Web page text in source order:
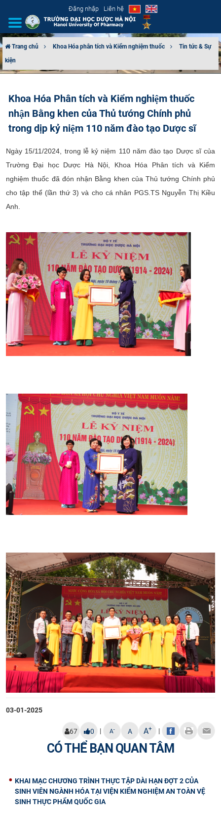
Đăng nhập Liên hệ
GIỚI THIỆU
TUYỂN SINH
ĐẢM BẢO CHẤT LƯỢNG
KHOA HỌC CÔNG NGHỆ
HTQT
CỰU NGƯỜI HỌC
Trang chủ Khoa Hóa phân tích và Kiểm nghiệm thuốc
Tin tức & Sự
kiện
Khoa Hóa Phân tích và Kiểm nghiệm thuốc
nhận Bằng khen của Thủ tướng Chính phủ
trong dịp kỷ niệm 110 năm đào tạo Dược sĩ
Ngày 15/11/2024, trong lễ kỷ niệm 110 năm đào tạo Dược sĩ của
Trường Đại học Dược Hà Nội, Khoa Hóa Phân tích và Kiểm
nghiệm thuốc đã đón nhận Bằng khen của Thủ tướng Chính phủ
cho tập thể (lần thứ 3) và cho cá nhân PGS.TS Nguyễn Thị Kiều
Anh.
03-01-2025
67 0 | A- A A+ |
CÓ THỂ BẠN QUAN TÂM
KHAI MẠC CHƯƠNG TRÌNH THỰC TẬP DÀI HẠN ĐỢT 2 CỦA
SINH VIÊN NGÀNH HÓA TẠI VIỆN KIỂM NGHIỆM AN TOÀN VỆ
SINH THỰC PHẨM QUỐC GIA